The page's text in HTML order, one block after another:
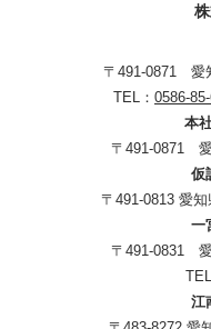
〒491-0871 愛
TEL： 0586-
本
〒491-0871
仮
〒491-0813 愛
一
〒491-0831
TEL
江